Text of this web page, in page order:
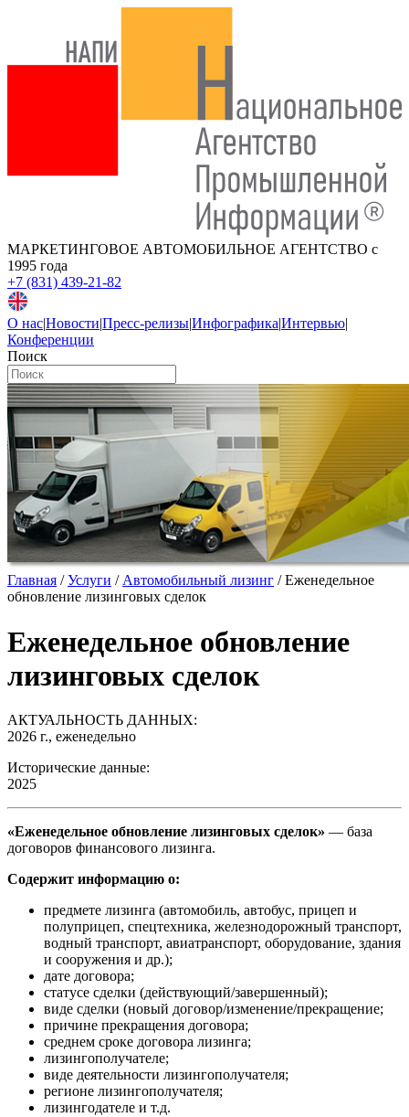
МАРКЕТИНГОВОЕ АВТОМОБИЛЬНОЕ АГЕНТСТВО с
1995 года
+7 (831) 439-21-82
О нас|Новости|Пресс-релизы|Инфографика|Интервью|
Конференции
Поиск
Главная /Услуги / Автомобильный лизинг /Еженедельное
обновление лизинговых сделок
Еженедельное обновление
лизинговых сделок
АКТУАЛЬНОСТЬ ДАННЫХ:
2026 г., еженедельно
Исторические данные:
2025
«Еженедельное обновление лизинговых сделок» — база
договоров финансового лизинга.
Содержит информацию о:
предмете лизинга (автомобиль, автобус, прицеп и
полуприцеп, спецтехника, железнодорожный транспорт,
водный транспорт, авиатранспорт, оборудование, здания
и сооружения и др.);
дате договора;
статусе сделки (действующий/завершенный);
виде сделки (новый договор/изменение/прекращение;
причине прекращения договора;
среднем сроке договора лизинга;
лизингополучателе;
виде деятельности лизингополучателя;
регионе лизингополучателя;
лизингодателе и т.д.